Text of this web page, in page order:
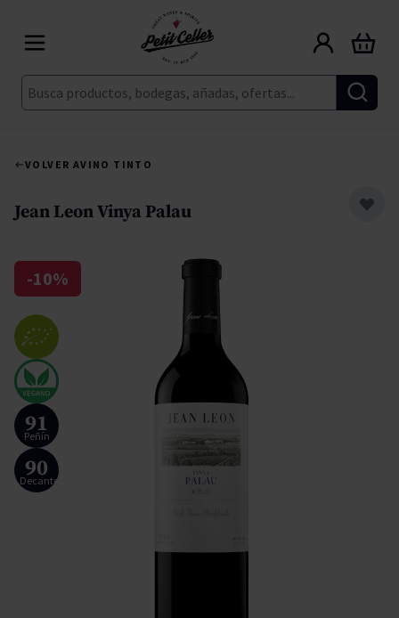
Buscar
Carrito
VOLVER AVINO TINTO
Jean Leon Vinya Palau
-10%
Peñín
91
Decanter
90